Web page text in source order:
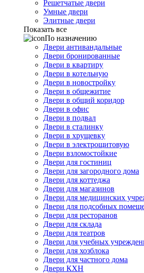
Решетчатые двери
Умные двери
Элитные двери
Показать все
По назначению
Двери антивандальные
Двери бронированные
Двери в квартиру
Двери в котельную
Двери в новостройку
Двери в общежитие
Двери в общий коридор
Двери в офис
Двери в подвал
Двери в сталинку
Двери в хрущевку
Двери в электрощитовую
Двери взломостойкие
Двери для гостиниц
Двери для загородного дома
Двери для коттеджа
Двери для магазинов
Двери для медицинских
Двери для подсобных
Двери для ресторанов
Двери для склада
Двери для театров
Двери для учебных
Двери для хозблока
Двери для частного дома
Двери КХН